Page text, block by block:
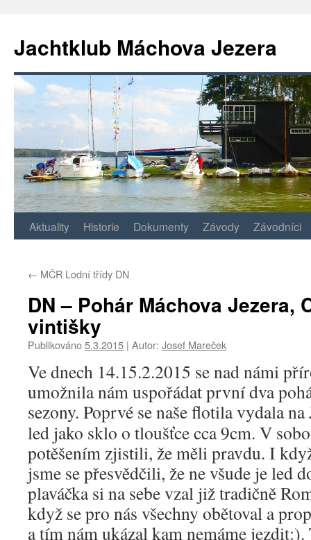
Jachtklub Máchova Jezera
Přejít
obsahu
webu
Aktuality Historie Dokumenty Závody Závodníci
← MČR Lodní třídy DN
DN – Pohár Máchova Jezera,
vintišky
Publikováno5.3.2015 | Autor: Josef Mareček
Ve dnech 14.15.2.2015 se nad námi
umožnila nám uspořádat první dva
sezony. Poprvé se naše flotila vydala
led jako sklo o tloušťce cca 9cm. V
potěšením zjistili, že měli pravdu. I
jsme se přesvědčili, že ne všude je led
plaváčka si na sebe vzal již tradičně
když se pro nás všechny obětoval a
a tím nám ukázal kam nemáme